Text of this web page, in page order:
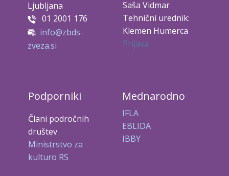
Ljubljana
01 2001 176
info@zbds-
zveza.si
Saša Vidmar
Tehnični urednik:
Klemen Humerca
Prijava
Podporniki
Člani področnih
društev
Ministrstvo za
kulturo RS
Mednarodno
IFLA
EBLIDA
IBBY